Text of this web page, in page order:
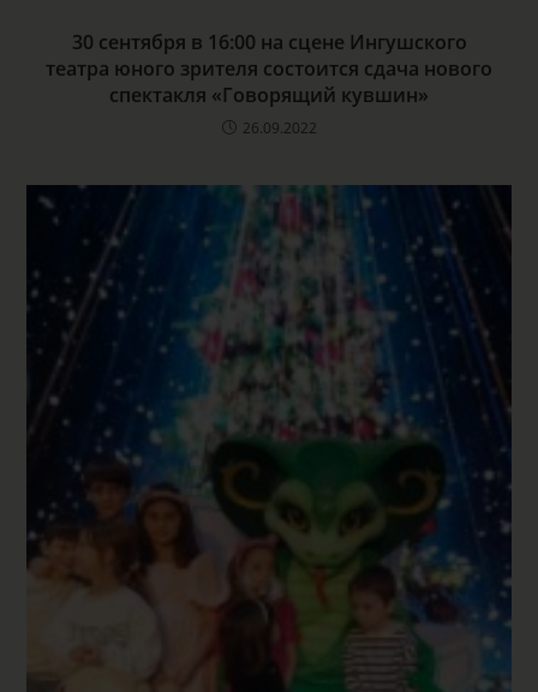
30 сентября в 16:00 на сцене Ингушского
театра юного зрителя состоится сдача нового
спектакля «Говорящий кувшин»
26.09.2022